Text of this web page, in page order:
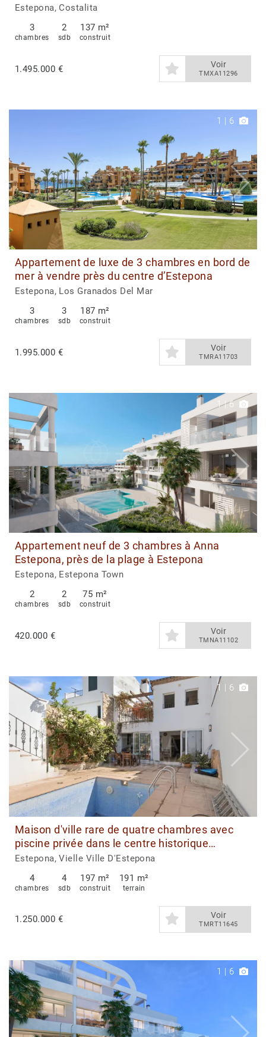
Estepona, Costalita
3
chambres
2
sdb
137 m²
construit
1.495.000 € Voir
TMXA11296
1 | 6
Appartement de luxe de 3 chambres en bord de
mer à vendre près du centre d’Estepona
Estepona, Los Granados Del Mar
3
chambres
3
sdb
187 m²
construit
1.995.000 € Voir
TMRA11703
1|6
Appartement neuf de 3 chambres à Anna
Estepona, près de la plage à Estepona
Estepona, Estepona Town
2
chambres
2
sdb
75 m²
construit
420.000 € Voir
TMNA11102
1 6
Maison d'ville rare de quatre chambres avec
piscine privée dans le centre historique
d'Estepona
Estepona, Vielle Ville D'Estepona
4
chambres
4
sdb
197 m²
construit
191 m²
terrain
1.250.000 € Voir
TMRT11645
1 | 6